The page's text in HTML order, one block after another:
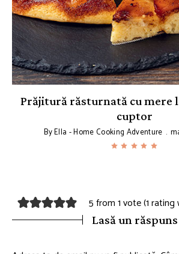
Prăjitură răsturnată cu mere
cuptor
ByElla - Home Cooking Adventure
5 from 1 vote (1
Lasă un răspuns